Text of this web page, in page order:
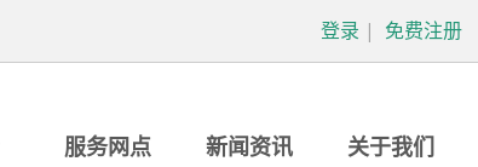
登录 | 免费注册
服务网点 新闻资讯 关于我们